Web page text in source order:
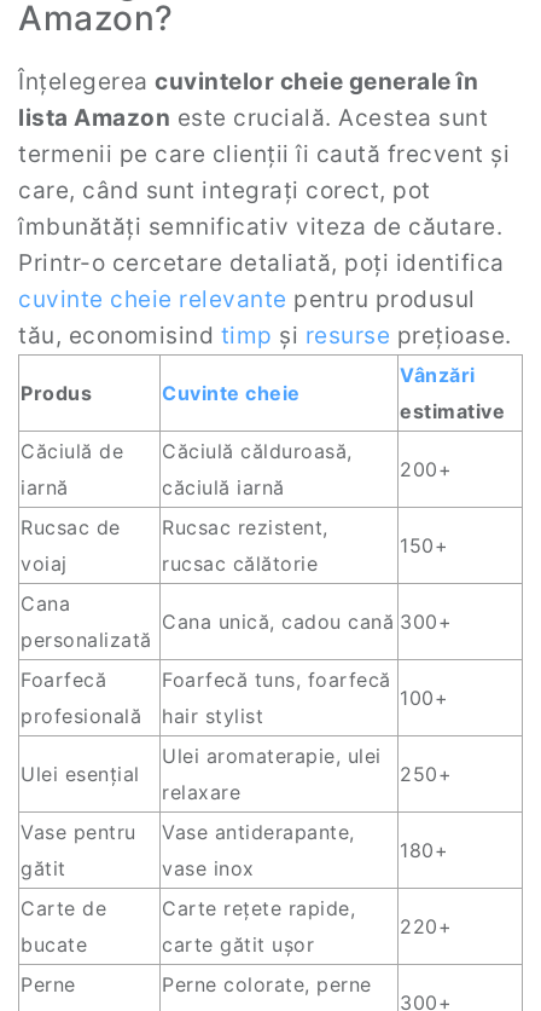
Amazon?
Înțelegerea cuvintelor cheie generale în
lista Amazon este crucială. Acestea sunt
termenii pe care clienții îi caută frecvent și
care, când sunt integrați corect, pot
îmbunătăți semnificativ viteza de căutare.
Printr-o cercetare detaliată, poți identifica
cuvinte cheie relevante pentru produsul
tău, economisind timp și resurse prețioase.
Produs Cuvinte cheie
Vânzări
estimative
Căciulă de
iarnă
Căciulă călduroasă,
căciulă iarnă
200+
Rucsac de
voiaj
Rucsac rezistent,
rucsac călătorie
150+
Cana
personalizată
Cana unică, cadou cană 300+
Foarfecă
profesională
Foarfecă tuns, foarfecă
hair stylist
100+
Ulei esențial
Ulei aromaterapie, ulei
relaxare
250+
Vase pentru
gătit
Vase antiderapante,
vase inox
180+
Carte de
bucate
Carte rețete rapide,
carte gătit ușor
220+
Perne
Perne colorate, perne
300+